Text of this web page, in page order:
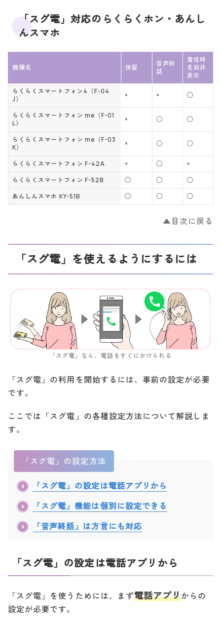
arrows Be4 Plus F-41B
※1
×
arrows We F-51B
※1
× ×
Games Edition SC-51B
× × ×
-52B
×
◯
× ×
×
◯
× ×
4B
◯
※1,
5B
×
※1,
※3
× ×
AQUOS R6 SH-51B ×
◯
× ×
◯
※1
Xperia Ace II SO-41B
◯
※1
×
Xperia 1 III SO-51B
◯
※1
×
Xperia 10 III SO-52B ×
◯
※1
× ×
※4
※4
LG V60 ThinQ 5G L-51A
Galaxy A41 SC-41A
◯ ◯
Galaxy A21 SC-42A
× ◯
Galaxy S20 5G SC-51A
◯
※1
A
※1
※1
※1
Galaxy Note20 Ultra 5
×
◯
× ×
Galaxy A51 5G SC-54A ×
◯
×
「スグ電」対応のらくらくホン・あんし
んスマホ
機種名 保留
音声終
話
着信時
名前非
表示
らくらくスマートフォン4（F-04
J）
× × ◯
らくらくスマートフォン me（F-01
L）
× ◯ ◯
らくらくスマートフォン me（F-03
K）
× ◯ ◯
らくらくスマートフォン F-42A × ◯
×
らくらくスマートフォン F-52B
◯ ◯
◯
あんしんスマホ KY-51B
◯ ◯ ◯
▲目次に戻る
「スグ電」を使えるようにするには
「スグ電」なら、電話をすぐにかけられる
「スグ電」の利用を開始するには、事前の設定が必要
です。
ここでは「スグ電」の各種設定方法について解説しま
す。
「スグ電」の設定方法
「スグ電」の設定は電話アプリから
「スグ電」機能は個別に設定できる
「音声終話」は方言にも対応
「スグ電」の設定は電話アプリから
「スグ電」を使うためには、まず電話アプリからの
設定が必要です。